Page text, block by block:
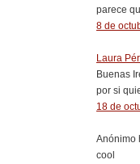
parece
8 de
Laura
Buenas
por si
18 de
Anónimo
cool